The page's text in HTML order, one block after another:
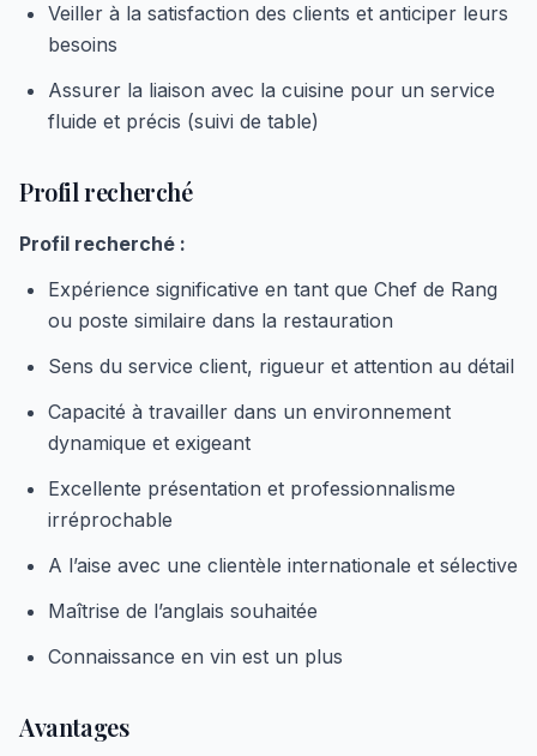
Veiller à la satisfaction des clients et anticiper leurs
besoins
Assurer la liaison avec la cuisine pour un service
fluide et précis (suivi de table)
Profil recherché
Profil recherché :
Expérience significative en tant que Chef de Rang
ou poste similaire dans la restauration
Sens du service client, rigueur et attention au détail
Capacité à travailler dans un environnement
dynamique et exigeant
Excellente présentation et professionnalisme
irréprochable
A l’aise avec une clientèle internationale et sélective
Maîtrise de l’anglais souhaitée
Connaissance en vin est un plus
Avantages